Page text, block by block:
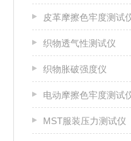
皮革摩擦色牢度测试
织物透气性测试仪
织物胀破强度仪
电动摩擦色牢度测试
MST服装压力测试仪